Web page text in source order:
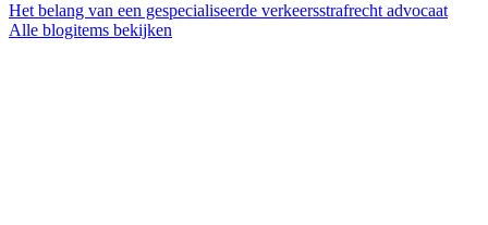
Het belang van een gespecialiseerde verkeersstrafrecht advocaat
Alle blogitems bekijken